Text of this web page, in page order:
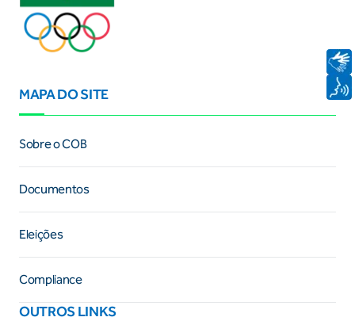
MAPA DO SITE
Sobre o COB
Documentos
Eleições
Compliance
OUTROS LINKS